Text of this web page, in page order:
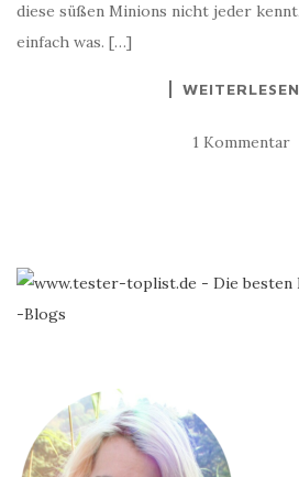
diese süßen Minions nicht jeder
einfach was. […]
WEITERLESEN
1 Kommentar